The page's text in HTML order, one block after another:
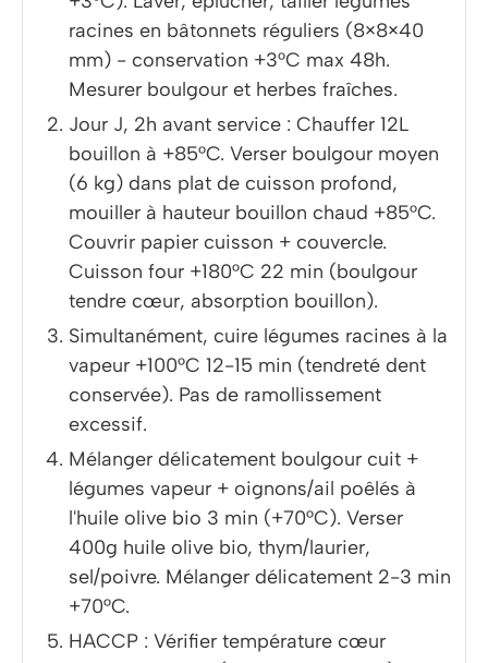
racines en bâtonnets réguliers (8×8×40
mm) - conservation +3°C max 48h.
Mesurer boulgour et herbes fraîches.
Jour J, 2h avant service : Chauffer 12L
bouillon à +85°C. Verser boulgour moyen
(6 kg) dans plat de cuisson profond,
mouiller à hauteur bouillon chaud +85°C.
Couvrir papier cuisson + couvercle.
Cuisson four +180°C 22 min (boulgour
tendre cœur, absorption bouillon).
Simultanément, cuire légumes racines à la
vapeur +100°C 12-15 min (tendreté dent
conservée). Pas de ramollissement
excessif.
Mélanger délicatement boulgour cuit +
légumes vapeur + oignons/ail poêlés à
l'huile olive bio 3 min (+70°C). Verser
400g huile olive bio, thym/laurier,
sel/poivre. Mélanger délicatement 2-3 min
+70°C.
HACCP : Vérifier température cœur